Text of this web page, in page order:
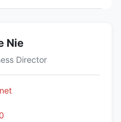
Nie
Director